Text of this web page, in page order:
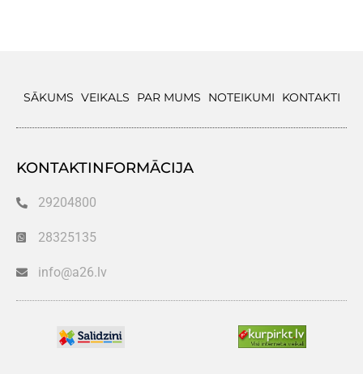
SĀKUMS VEIKALS PAR MUMS NOTEIKUMI KONTAKTI
KONTAKTINFORMĀCIJA
29204800
28325135
info@a26.lv